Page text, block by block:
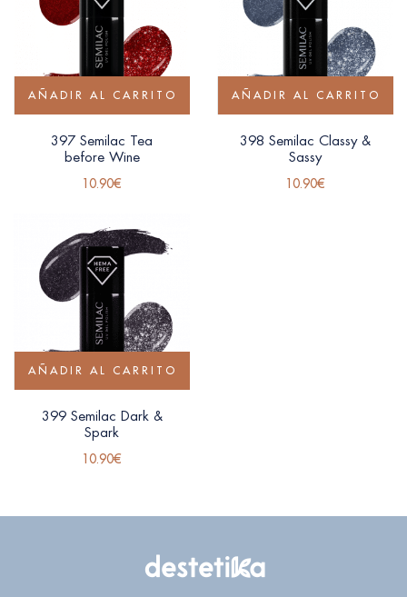
AÑADIR AL CARRITO
397 Semilac Tea
before Wine
10.90€
AÑADIR AL CARRITO
398 Semilac Classy &
Sassy
10.90€
AÑADIR AL CARRITO
399 Semilac Dark &
Spark
10.90€